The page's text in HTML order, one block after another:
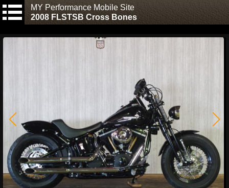
MY Performance Mobile Site
2008 FLSTSB Cross Bones